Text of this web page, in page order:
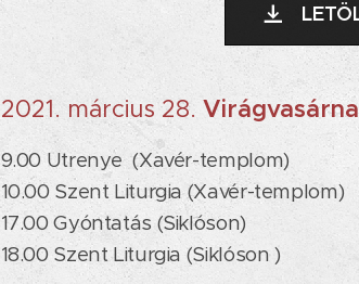
2021. március 28.
9.00 Utrenye (Xavér-templom)
10.00 Szent Liturgia (Xavér-templom)
17.00 Gyóntatás (Siklóson)
18.00 Szent Liturgia (Siklóson )